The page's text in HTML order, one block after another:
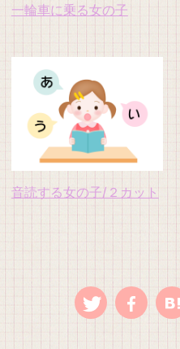
一輪車に乗る女の子
音読する女の子/２カット